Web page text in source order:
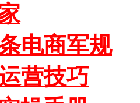
电商军规
营技巧